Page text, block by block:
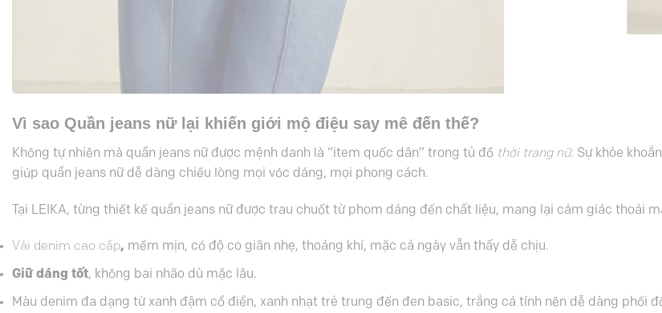
Vì sao Quần jeans nữ lại khiến giới mộ điệu say mê đến thế?
Không tự nhiên mà quần jeans nữđược mệnh danh là “item quốc dân” trong tủ đồ thời trang nữ. Sự khỏe
giúp quần jeans nữdễ dàng chiều lòng mọi vóc dáng, mọi phong cách.
Tại LEIKA, từng thiết kế quần jeans nữđược trau chuốt từ phom dáng đến chất liệu, mang lại cảm giác thoải
Vải denim cao cấp, mềm mịn, có độ co giãn nhẹ, thoáng khí, mặc cả ngày vẫn thấy dễ chịu.
Giữ dáng tốt, không bai nhão dù mặc lâu.
Màu denim đa dạng từ xanh đậm cổ điển, xanh nhạt trẻ trung đến đen basic, trắng cá tính nên dễ dàng phối